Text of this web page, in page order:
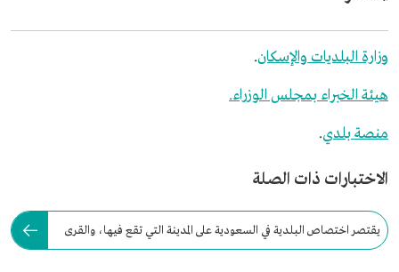
وزارة البلديات والإسكان.
هيئة الخبراء بمجلس الوزراء.
منصة بلدي.
الاختبارات ذات الصلة
يقتصر اختصاص البلدية في السعودية على المدينة التي تقع فيها، والقرى